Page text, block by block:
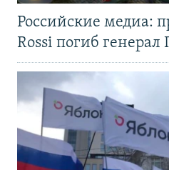
Российские медиа:
Rossi погиб